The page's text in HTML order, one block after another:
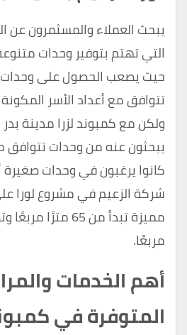
يبحث العملاء والمسثمرون عن
التي تهتم بتوفير وحدات
حيث يصعب الحصول على
تتوافق مع أعداد الأسر
ولكن مع كمبوند لزرا مدينة
يبحثون عنه من وحدات
كانوا يرغبون في وحدات
شركة الزعيم في مشروع لورا
مربعًا.
أهم الخدمات
المتوفرة في